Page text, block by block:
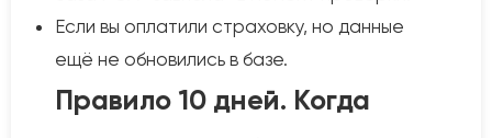
Если вы оплатили страховку, но данные
ещё не обновились в базе.
Правило 10 дней. Когда